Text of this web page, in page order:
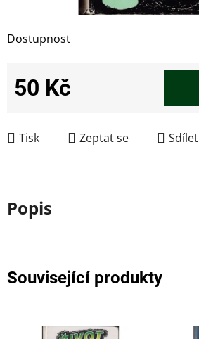
Dostupnost
50 Kč
Tisk Zeptat se Sdílet
Popis
Související produkty